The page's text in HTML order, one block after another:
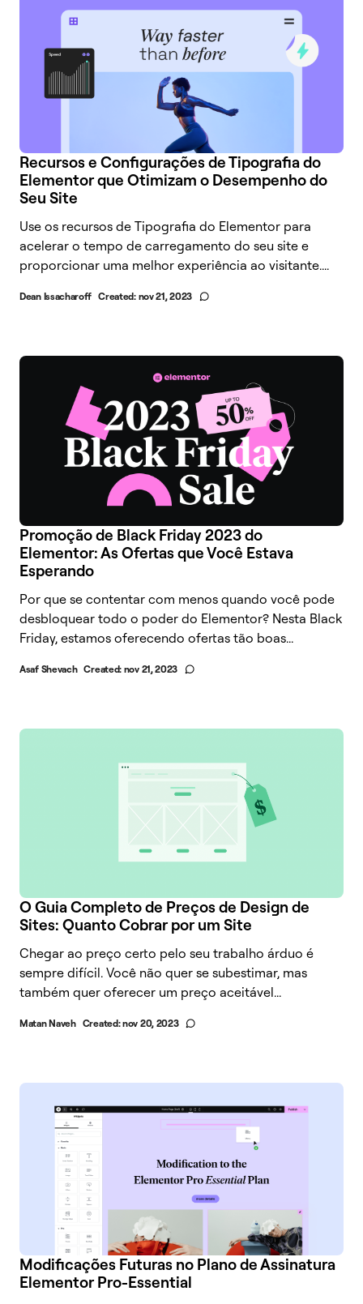
Recursos e Configurações de Tipografia do
Elementor que Otimizam o Desempenho do
Seu Site
Use os recursos de Tipografia do Elementor para
acelerar o tempo de carregamento do seu site e
proporcionar uma melhor experiência ao visitante....
Dean Issacharoff Created: nov 21, 2023
Promoção de Black Friday 2023 do
Elementor: As Ofertas que Você Estava
Esperando
Por que se contentar com menos quando você pode
desbloquear todo o poder do Elementor? Nesta Black
Friday, estamos oferecendo ofertas tão boas...
Asaf Shevach Created: nov 21, 2023
O Guia Completo de Preços de Design de
Sites: Quanto Cobrar por um Site
Chegar ao preço certo pelo seu trabalho árduo é
sempre difícil. Você não quer se subestimar, mas
também quer oferecer um preço aceitável...
Matan Naveh Created:nov 20, 2023
Modificações Futuras no Plano de Assinatura
Elementor Pro-Essential